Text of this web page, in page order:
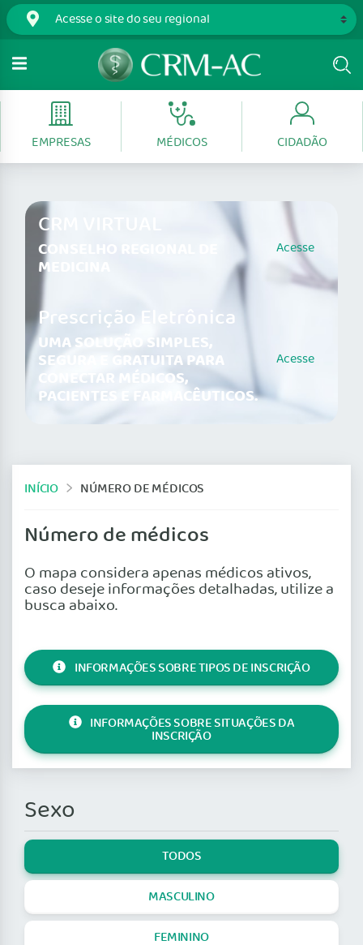
EMPRESAS MÉDICOS CIDADÃO
CRM VIRTUAL
CONSELHO REGIONAL DE
MEDICINA
Acesse
Prescrição Eletrônica
UMA SOLUÇÃO SIMPLES,
SEGURA E GRATUITA PARA
CONECTAR MÉDICOS,
PACIENTES E FARMACÊUTICOS.
Acesse
INÍCIO NÚMERO DE MÉDICOS
Número de médicos
O mapa considera apenas médicos ativos,
caso deseje informações detalhadas, utilize a
busca abaixo.
INFORMAÇÕES SOBRE TIPOS DE INSCRIÇÃO
INFORMAÇÕES SOBRE SITUAÇÕES DA
INSCRIÇÃO
Sexo
TODOS
MASCULINO
FEMININO